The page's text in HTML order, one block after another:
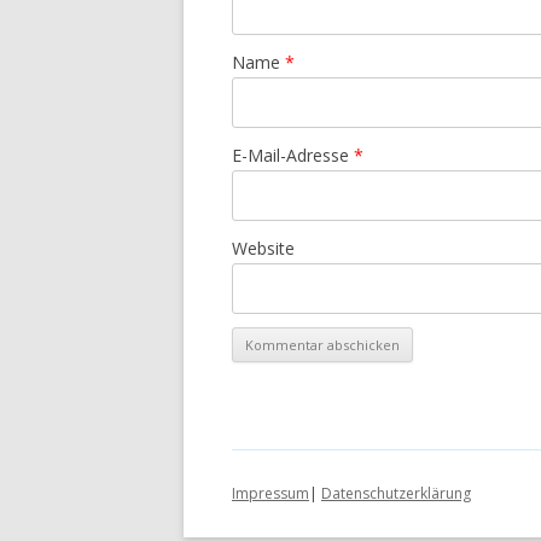
Name *
E-Mail-Adresse *
Website
Impressum | Datenschutzerklärung